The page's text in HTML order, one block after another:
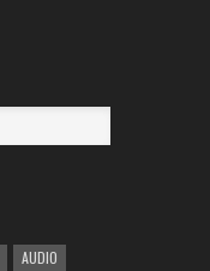
AUDIO